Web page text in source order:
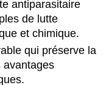
antiparasitaire
de lutte
et chimique.
qui préserve la
avantages